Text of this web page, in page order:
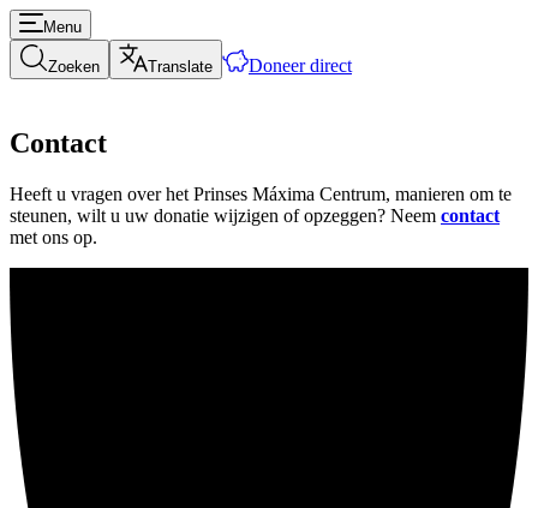
Menu
Zoeken Translate Doneer direct
Contact
Heeft u vragen over het Prinses Máxima Centrum, manieren om te
steunen, wilt u uw donatie wijzigen of opzeggen? Neem contact
met ons op.